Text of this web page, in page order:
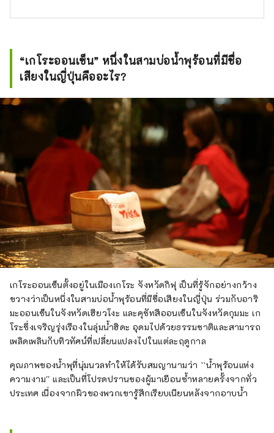
“เกโระออนเซ็น” หนึ่งในสามบ่อน้ำพุร้อนที่มีชื่อ
เสียงในญี่ปุ่นคืออะไร?
เกโระออนเซ็นตั้งอยู่ในเมืองเกโระ จังหวัดกิฟุ เป็นที่รู้จักอย่างกว้าง
ขวางว่าเป็นหนึ่งในสามบ่อน้ำพุร้อนที่มีชื่อเสียงในญี่ปุ่น ร่วมกับอาริ
มะออนเซ็นในจังหวัดเฮียวโงะ และคุซัทสึออนเซ็นในจังหวัดกุมมะ เก
โระซึ่งเจริญรุ่งเรืองในลุ่มน้ำฮิดะ อุดมไปด้วยธรรมชาติและสามารถ
เพลิดเพลินกับทิวทัศน์ที่เปลี่ยนแปลงไปในแต่ละฤดูกาล
คุณภาพของน้ำพุที่นุ่มนวลทำให้ได้รับสมญานามว่า ``น้ำพุร้อนแห่ง
ความงาม'' และเป็นที่โปรดปรานของผู้มาเยือนซ้ำหลายครั้งจากทั่ว
ประเทศ เนื่องจากผิวของพวกเขารู้สึกเรียบเนียนหลังจากอาบน้ำ